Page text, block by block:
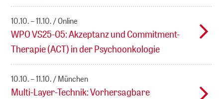
10.10. – 11.10. Online
WPO VS25-05: Akzeptanz und Commitment-
Therapie (ACT) in der Psychoonkologie
10.10. – 11.10. München
Multi-Layer-Technik: Vorhersagbare